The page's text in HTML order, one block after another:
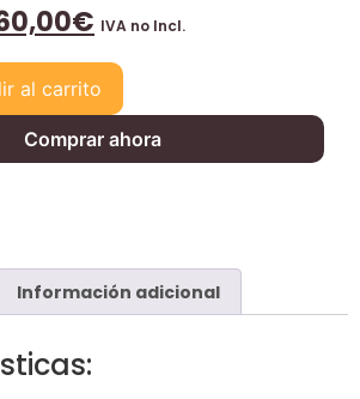
€ IVA no Incl.
al carrito
Comprar ahora
Información adicional